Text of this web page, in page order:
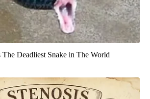
Deadliest Snake in The World